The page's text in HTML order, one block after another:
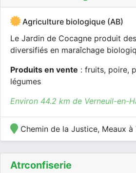
Agriculture biologique (AB)
Le Jardin de Cocagne produit
diversifiés en maraîchage
Produits en vente : fruits, poire,
légumes
Environ 44.2 km de Verneuil-en-
Chemin de la Justice, Meaux à
Atrconfiserie